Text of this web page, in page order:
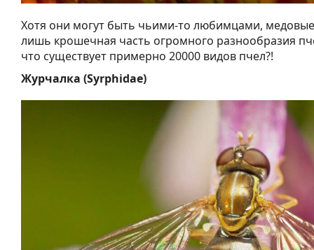
Хотя они могут быть чьими-то любимцами,
лишь крошечная часть огромного разнообразия
что существует примерно 20000 видов пчел?!
Журчалка (Syrphidae)